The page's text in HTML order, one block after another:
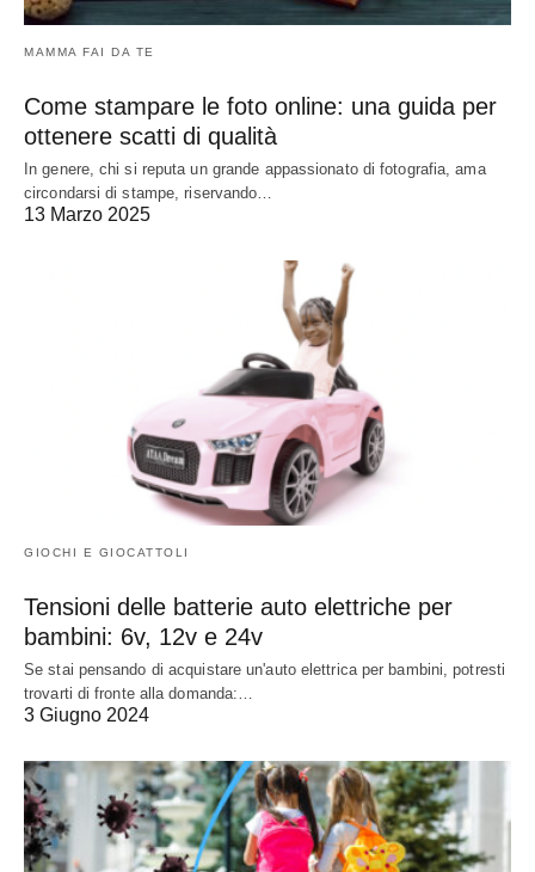
MAMMA FAI DA TE
Come stampare le foto online: una guida per
ottenere scatti di qualità
In genere, chi si reputa un grande appassionato di fotografia, ama
circondarsi di stampe, riservando…
13 Marzo 2025
GIOCHI E GIOCATTOLI
Tensioni delle batterie auto elettriche per
bambini: 6v, 12v e 24v
Se stai pensando di acquistare un'auto elettrica per bambini, potresti
trovarti di fronte alla domanda:…
3 Giugno 2024